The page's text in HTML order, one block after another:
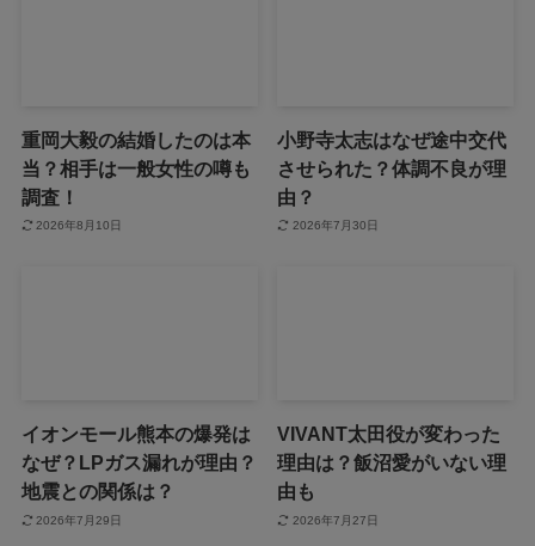
重岡大毅の結婚したのは本
当？相手は一般女性の噂も
調査！
2026年8月10日
小野寺太志はなぜ途中交代
させられた？体調不良が理
由？
2026年7月30日
イオンモール熊本の爆発は
なぜ？LPガス漏れが理由？
地震との関係は？
2026年7月29日
VIVANT太田役が変わった
理由は？飯沼愛がいない理
由も
2026年7月27日